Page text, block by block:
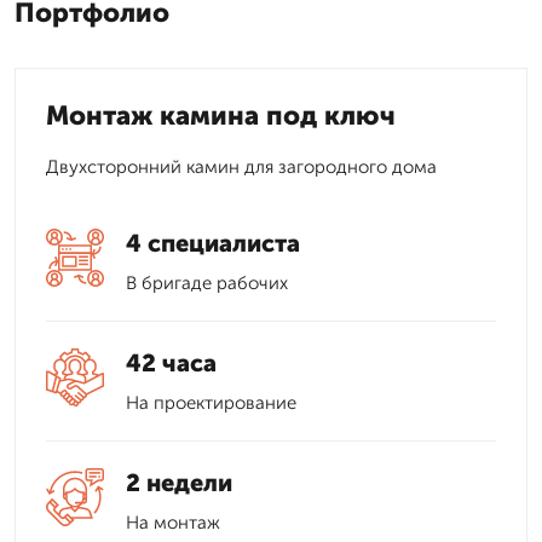
Портфолио
Монтаж камина под ключ
Двухсторонний камин для загородного дома
4 специалиста
В бригаде рабочих
42 часа
На проектирование
2 недели
На монтаж